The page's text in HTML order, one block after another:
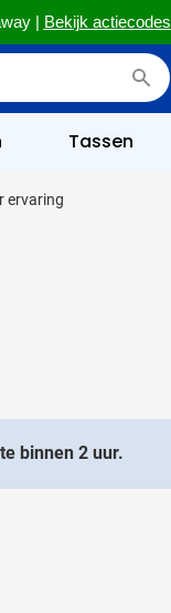
| Bekijk actiecodes
Tassen
ervaring
binnen 2 uur.